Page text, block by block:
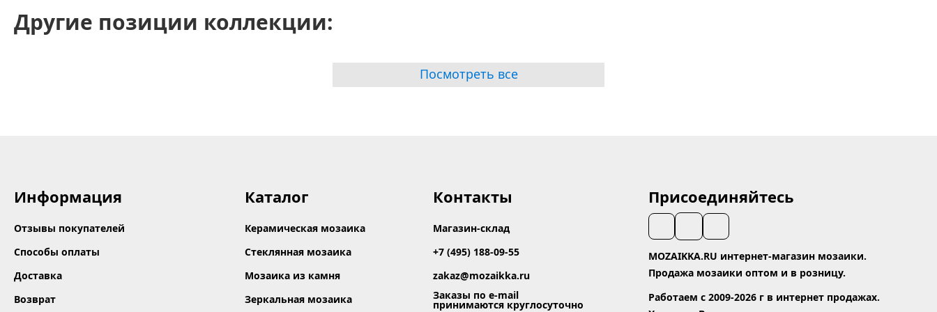
Другие позиции коллекции:
Посмотреть все
Информация
Отзывы покупателей
Способы оплаты
Доставка
Возврат
Каталог
Керамическая мозаика
Стеклянная мозаика
Мозаика из камня
Зеркальная мозаика
Контакты
Магазин-склад
+7 (495) 188-09-55
zakaz@mozaikka.ru
Заказы по e-mail
принимаются круглосуточно
Присоединяйтесь
MOZAIKKA.RU интернет-магазин мозаики.
Продажа мозаики оптом и в розницу.
Работаем с 2009-2026 г в интернет продажах.